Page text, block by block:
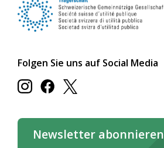
Folgen Sie uns auf Social Media
Newsletter abonnieren